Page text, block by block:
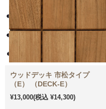
ウッドデッキ 市松タイプ
（E） （DECK-E）
¥13,000(税込 ¥14,300)